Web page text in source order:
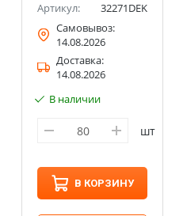
Артикул:
32271DEK
Самовывоз:
14.08.2026
Доставка:
14.08.2026
В наличии
шт
В КОРЗИНУ